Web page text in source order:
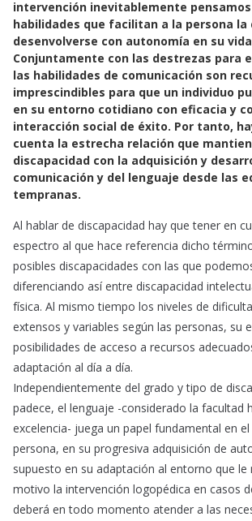
e
b
o
o
k
t
s
A
p
p
i
l
intervención inevitablemente
habilidades que facilitan a la persona la
desenvolverse con autonomía en su
Conjuntamente con las destrezas para
las habilidades de comunicación son
imprescindibles para que un individuo
en su entorno cotidiano con eficacia y
interacción social de éxito. Por tanto,
cuenta la estrecha relación que
discapacidad con la adquisición y
comunicación y del lenguaje desde las
tempranas.
Al hablar de discapacidad hay que tener en
espectro al que hace referencia dicho
posibles discapacidades con las que
diferenciando así entre discapacidad
física. Al mismo tiempo los niveles de
extensos y variables según las personas, su
posibilidades de acceso a recursos
adaptación al día a día.
Independientemente del grado y tipo de
padece, el lenguaje -considerado la facultad
excelencia- juega un papel fundamental en
persona, en su progresiva adquisición de
supuesto en su adaptación al entorno que le
motivo la intervención logopédica en casos
deberá en todo momento atender a las